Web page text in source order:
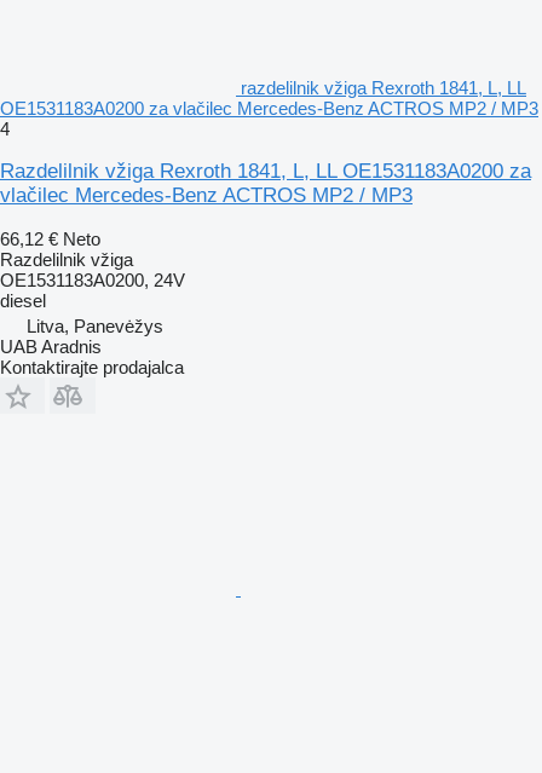
razdelilnik vžiga Rexroth 1841, L, LL
OE1531183A0200 za vlačilec Mercedes-Benz ACTROS MP2 / MP3
4
Razdelilnik vžiga Rexroth 1841, L, LL OE1531183A0200 za
vlačilec Mercedes-Benz ACTROS MP2 / MP3
66,12 € Neto
Razdelilnik vžiga
OE1531183A0200, 24V
diesel
Litva, Panevėžys
UAB Aradnis
Kontaktirajte prodajalca